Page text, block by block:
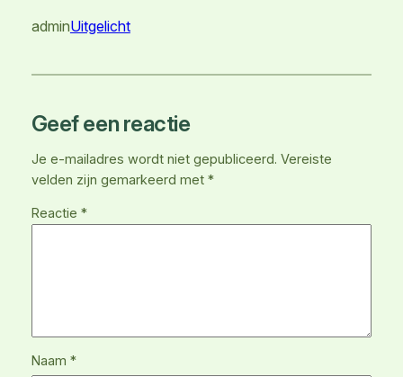
adminUitgelicht
Geef een reactie
Je e-mailadres wordt niet gepubliceerd. Vereiste
velden zijn gemarkeerd met *
Reactie *
Naam *